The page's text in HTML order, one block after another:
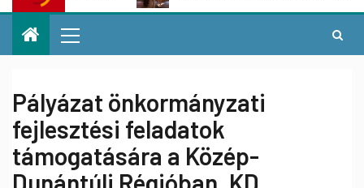
Pályázat önkormányzati
fejlesztési feladatok
támogatására a Közép-